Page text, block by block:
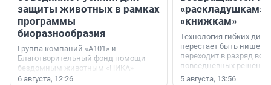
защиты животных в рамках
программы
биоразнообразия
Группа компаний «А101» и
Благотворительный фонд помощи
бездомным животным «НИКА»
заключили соглашение о
6 августа, 12:26
«раскладушкам»
«книжкам»
Технология гибких
перестает быть
переходит в разряд
повседневных
5 августа, 13:56